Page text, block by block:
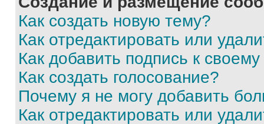
Как создать новую тему?
Как отредактировать или
Как добавить подпись к
Как создать голосование?
Почему я не могу добавить
Как отредактировать или